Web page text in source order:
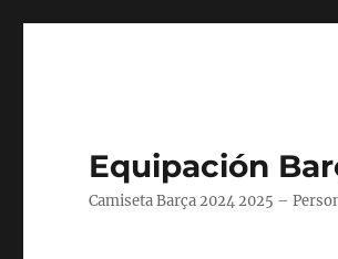
Equipación
Camiseta Barça 2024 2025 –